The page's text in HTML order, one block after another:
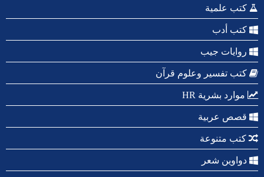
كتب علمية
كتب أدب
روايات جيب
كتب تفسير وعلوم قرآن
موارد بشرية HR
قصص عربية
كتب متنوعة
دواوين شعر